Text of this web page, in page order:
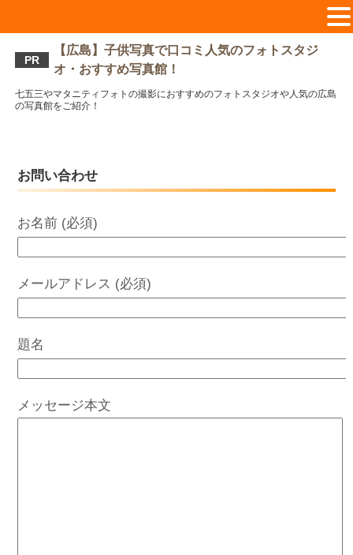
PR
【広島】子供写真で口コミ人気のフォトスタジ
オ・おすすめ写真館！
七五三やマタニティフォトの撮影におすすめのフォトスタジオや人気の広島
の写真館をご紹介！
お問い合わせ
お名前 (必須)
メールアドレス (必須)
題名
メッセージ本文